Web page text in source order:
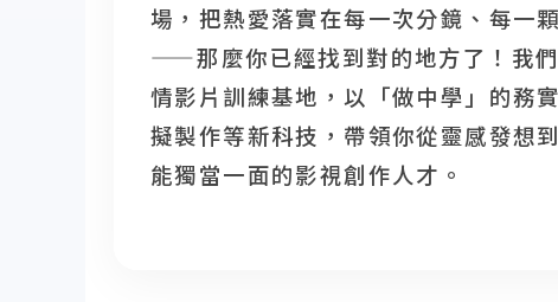
場，把熱愛落實在每一次分鏡、每一
——那麼你已經找到對的地方了！我
情影片訓練基地，以「做中學」的務
擬製作等新科技，帶領你從靈感發想
能獨當一面的影視創作人才。